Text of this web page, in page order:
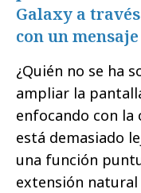
Galaxy a
con un
¿Quién no se ha
ampliar la
enfocando con la
está demasiado
una función
extensión natural